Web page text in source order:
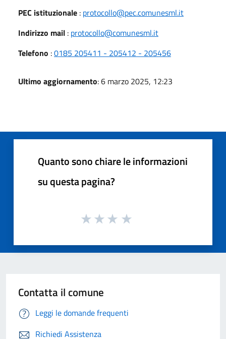
PEC istituzionale : protocollo@pec.comunesml.it
Indirizzo mail : protocollo@comunesml.it
Telefono :0185 205411 - 205412 - 205456
Ultimo aggiornamento: 6 marzo 2025, 12:23
Quanto sono chiare le informazioni
su questa pagina?
Contatta il comune
Leggi le domande frequenti
Richiedi Assistenza